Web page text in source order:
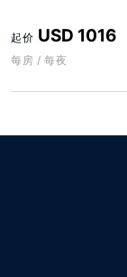
起价 USD 1016
每房 / 每夜